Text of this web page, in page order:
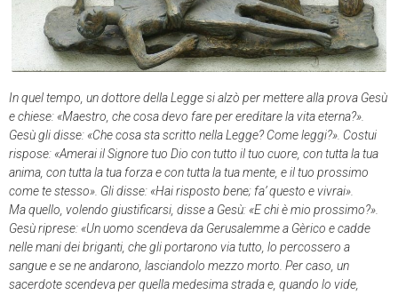
In quel tempo, un dottore della Legge si alzò per mettere alla prova Gesù
e chiese: «Maestro, che cosa devo fare per ereditare la vita eterna?».
Gesù gli disse: «Che cosa sta scritto nella Legge? Come leggi?». Costui
rispose: «Amerai il Signore tuo Dio con tutto il tuo cuore, con tutta la tua
anima, con tutta la tua forza e con tutta la tua mente, e il tuo prossimo
come te stesso». Gli disse: «Hai risposto bene; fa’ questo e vivrai».
Ma quello, volendo giustificarsi, disse a Gesù: «E chi è mio prossimo?».
Gesù riprese: «Un uomo scendeva da Gerusalemme a Gèrico e cadde
nelle mani dei briganti, che gli portarono via tutto, lo percossero a
sangue e se ne andarono, lasciandolo mezzo morto. Per caso, un
sacerdote scendeva per quella medesima strada e, quando lo vide,